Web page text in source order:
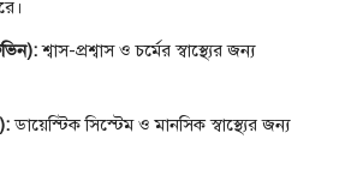
শ্বাস-প্রশ্বাস ও চর্মের স্বাস্থ্যের জন্য
ডায়েস্টিক সিস্টেম ও মানসিক স্বাস্থ্যের জন্য